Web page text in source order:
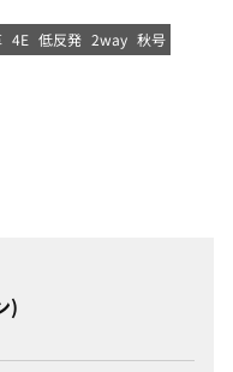
4E 低反発 2way 秋号
)